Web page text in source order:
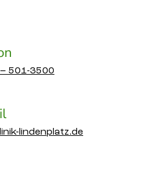
501-3500
lindenplatz.de